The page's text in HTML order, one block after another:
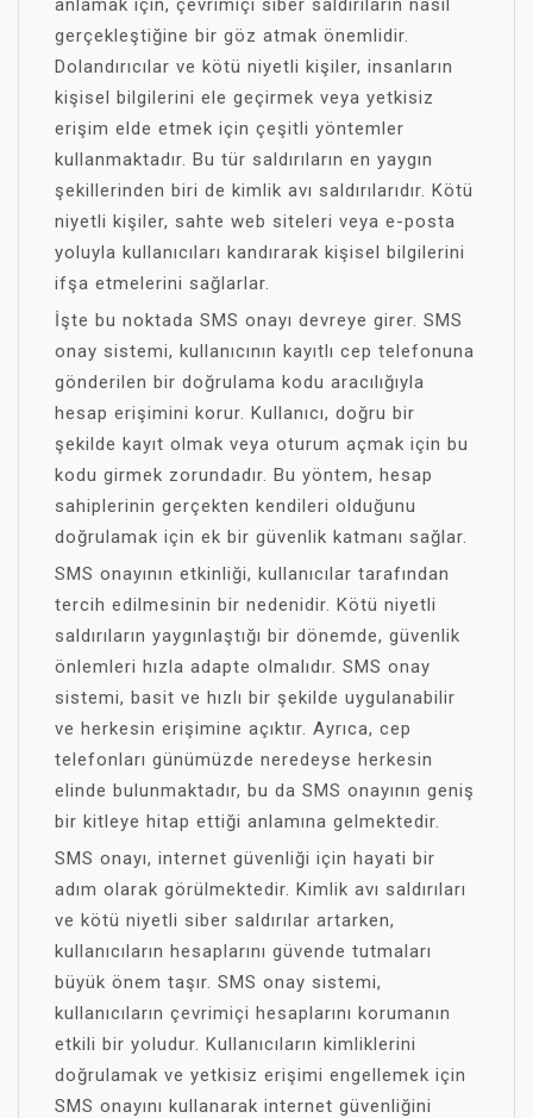
anlamak için, çevrimiçi siber saldırıların nasıl
gerçekleştiğine bir göz atmak önemlidir.
Dolandırıcılar ve kötü niyetli kişiler, insanların
kişisel bilgilerini ele geçirmek veya yetkisiz
erişim elde etmek için çeşitli yöntemler
kullanmaktadır. Bu tür saldırıların en yaygın
şekillerinden biri de kimlik avı saldırılarıdır. Kötü
niyetli kişiler, sahte web siteleri veya e-posta
yoluyla kullanıcıları kandırarak kişisel bilgilerini
ifşa etmelerini sağlarlar.
İşte bu noktada SMS onayı devreye girer. SMS
onay sistemi, kullanıcının kayıtlı cep telefonuna
gönderilen bir doğrulama kodu aracılığıyla
hesap erişimini korur. Kullanıcı, doğru bir
şekilde kayıt olmak veya oturum açmak için bu
kodu girmek zorundadır. Bu yöntem, hesap
sahiplerinin gerçekten kendileri olduğunu
doğrulamak için ek bir güvenlik katmanı sağlar.
SMS onayının etkinliği, kullanıcılar tarafından
tercih edilmesinin bir nedenidir. Kötü niyetli
saldırıların yaygınlaştığı bir dönemde, güvenlik
önlemleri hızla adapte olmalıdır. SMS onay
sistemi, basit ve hızlı bir şekilde uygulanabilir
ve herkesin erişimine açıktır. Ayrıca, cep
telefonları günümüzde neredeyse herkesin
elinde bulunmaktadır, bu da SMS onayının geniş
bir kitleye hitap ettiği anlamına gelmektedir.
SMS onayı, internet güvenliği için hayati bir
adım olarak görülmektedir. Kimlik avı saldırıları
ve kötü niyetli siber saldırılar artarken,
kullanıcıların hesaplarını güvende tutmaları
büyük önem taşır. SMS onay sistemi,
kullanıcıların çevrimiçi hesaplarını korumanın
etkili bir yoludur. Kullanıcıların kimliklerini
doğrulamak ve yetkisiz erişimi engellemek için
SMS onayını kullanarak internet güvenliğini